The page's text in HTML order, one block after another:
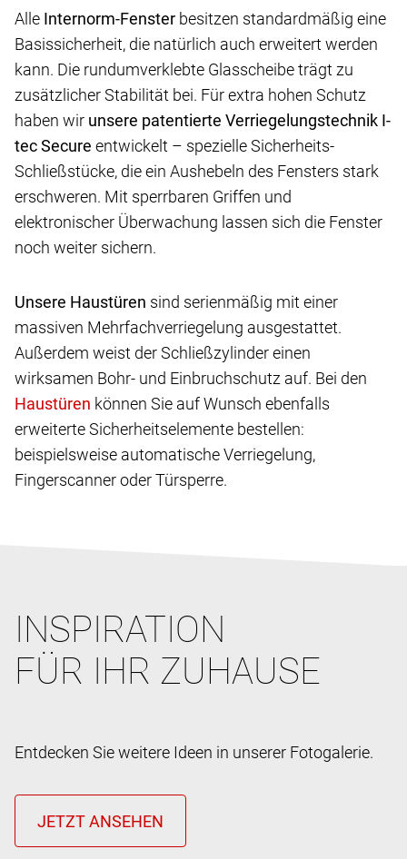
Alle Internorm-Fenster besitzen standardmäßig eine
Basissicherheit, die natürlich auch erweitert werden
kann. Die rundumverklebte Glasscheibe trägt zu
zusätzlicher Stabilität bei. Für extra hohen Schutz
haben wir unsere patentierte Verriegelungstechnik I-
tec Secure entwickelt – spezielle Sicherheits-
Schließstücke, die ein Aushebeln des Fensters stark
erschweren. Mit sperrbaren Griffen und
elektronischer Überwachung lassen sich die Fenster
noch weiter sichern.
Unsere Haustüren sind serienmäßig mit einer
massiven Mehrfachverriegelung ausgestattet.
Außerdem weist der Schließzylinder einen
wirksamen Bohr- und Einbruchschutz auf. Bei den
können Sie auf Wunsch ebenfalls
erweiterte Sicherheitselemente bestellen:
beispielsweise automatische Verriegelung,
Fingerscanner oder Türsperre.
INSPIRATION
FÜR IHR ZUHAUSE
Entdecken Sie weitere Ideen in unserer Fotogalerie.